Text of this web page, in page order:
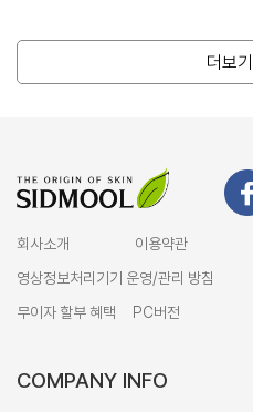
더보기
회사소개 이용약관
영상정보처리기기 운영/관리 방침
무이자 할부 혜택
PC버전
COMPANY INFO